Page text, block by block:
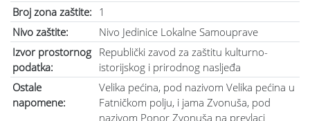
Broj zona zaštite: 1
Nivo zaštite:
Nivo Jedinice Lokalne Samouprave
Izvor prostornog
podatka:
Republički zavod za zaštitu kulturno-
istorijskog i prirodnog nasljeđa
Ostale
napomene:
Velika pećina, pod nazivom Velika pećina u
Fatničkom polju, i jama Zvonuša, pod
nazivom Ponor Zvonuša na prevlaci